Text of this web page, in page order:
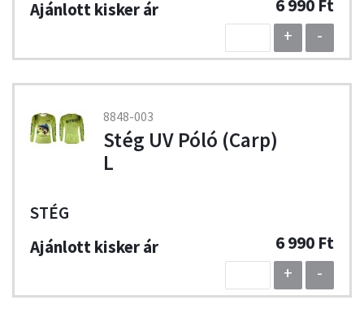
6 990 Ft
+
-
8848-003
Stég UV Póló (Carp)
L
STÉG
6 990 Ft
+
-